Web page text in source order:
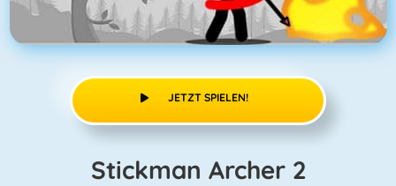
JETZT SPIELEN!
Stickman Archer 2